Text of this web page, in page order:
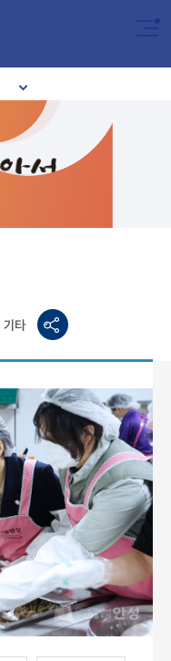
기타